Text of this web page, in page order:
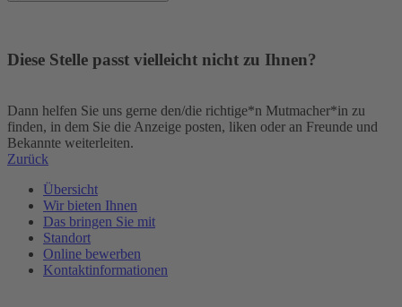
Diese Stelle passt vielleicht nicht zu Ihnen?
Dann helfen Sie uns gerne den/die richtige*n Mutmacher*in zu
finden, in dem Sie die Anzeige posten, liken oder an Freunde und
Bekannte weiterleiten.
Zurück
Übersicht
Wir bieten Ihnen
Das bringen Sie mit
Standort
Online bewerben
Kontaktinformationen